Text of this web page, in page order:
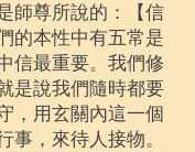
師尊所說的：【信
的本性中有五常是
信最重要。我們修
是說我們隨時都要
，用玄關內這一個
事，來待人接物。